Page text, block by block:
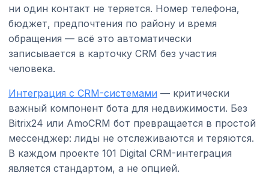
ни один контакт не теряется. Номер телефона,
бюджет, предпочтения по району и время
обращения — всё это автоматически
записывается в карточку CRM без участия
человека.
Интеграция с CRM-системами — критически
важный компонент бота для недвижимости. Без
Bitrix24 или AmoCRM бот превращается в простой
мессенджер: лиды не отслеживаются и теряются.
В каждом проекте 101 Digital CRM-интеграция
является стандартом, а не опцией.